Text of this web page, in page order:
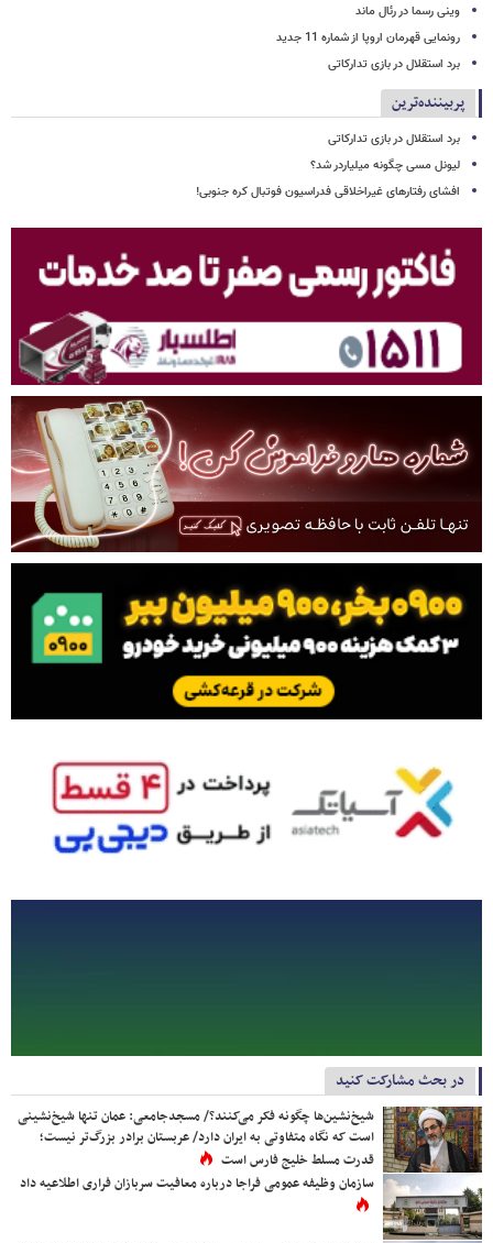
وینی رسما در رئال ماند
رونمایی قهرمان اروپا از شماره 11 جدید
برد استقلال در بازی تدارکاتی
پربیننده‌ترین
برد استقلال در بازی تدارکاتی
لیونل مسی چگونه میلیاردر شد؟
افشای رفتارهای غیراخلاقی فدراسیون فوتبال کره جنوبی!
در بحث مشارکت کنید
شیخ‌نشین‌ها چگونه فکر می‌کنند؟/ مسجدجامعی: عمان تنها شیخ‌نشینی
است که نگاه متفاوتی به ایران دارد/ عربستان برادر بزرگ‌تر نیست؛
قدرت مسلط خلیج فارس است
سازمان وظیفه عمومی فراجا درباره معافیت سربازان فراری اطلاعیه داد